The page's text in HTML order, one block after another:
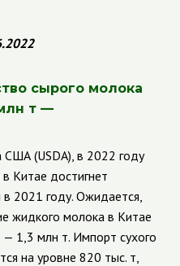
сырого молока
т —
США (USDA), в 2022 году
Китае достигнет
2021 году. Ожидается,
жидкого молока в Китае
1,3 млн т. Импорт сухого
на уровне 820 тыс. т,